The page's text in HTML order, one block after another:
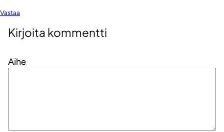
Vastaa
Kirjoita kommentti
Aihe